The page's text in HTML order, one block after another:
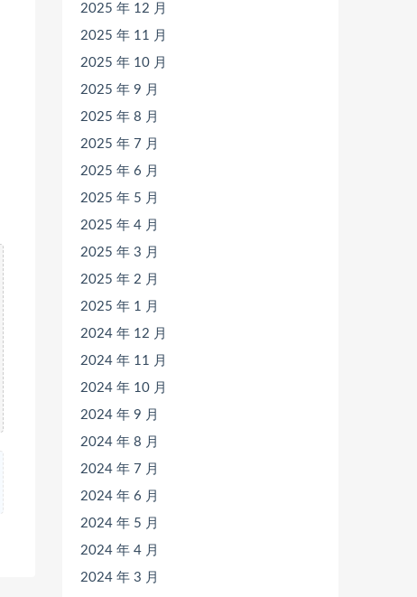
2025 年 12 月
2025 年 11 月
2025 年 10 月
2025 年 9 月
2025 年 8 月
2025 年 7 月
2025 年 6 月
2025 年 5 月
2025 年 4 月
2025 年 3 月
2025 年 2 月
2025 年 1 月
2024 年 12 月
2024 年 11 月
2024 年 10 月
2024 年 9 月
2024 年 8 月
2024 年 7 月
2024 年 6 月
2024 年 5 月
2024 年 4 月
2024 年 3 月